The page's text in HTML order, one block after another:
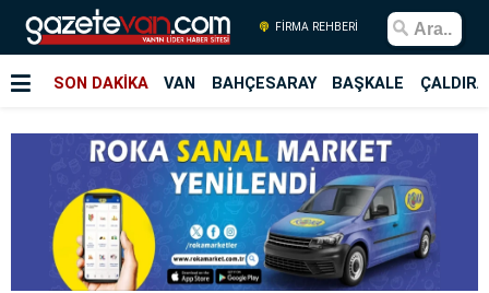
FİRMA REHBERİ
SON DAKİKA VAN BAHÇESARAY BAŞKALE